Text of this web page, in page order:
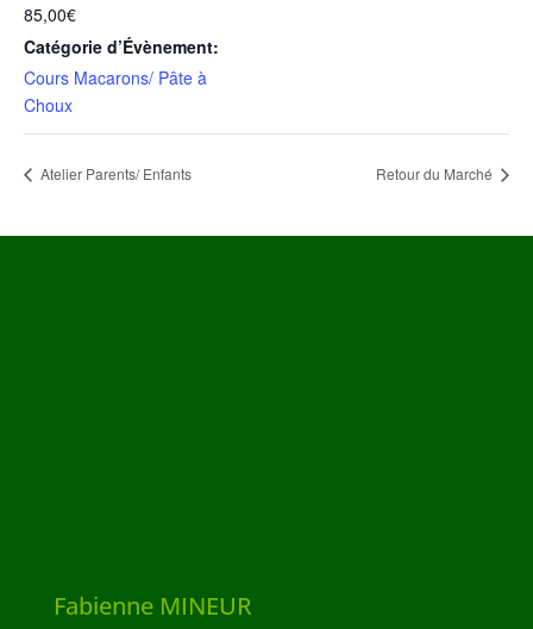
85,00€
Catégorie d’Évènement:
Cours Macarons/ Pâte à
Choux
Atelier Parents/ Enfants Retour du Marché
Fabienne MINEUR